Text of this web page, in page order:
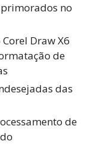
no
Draw X6
de
das
de